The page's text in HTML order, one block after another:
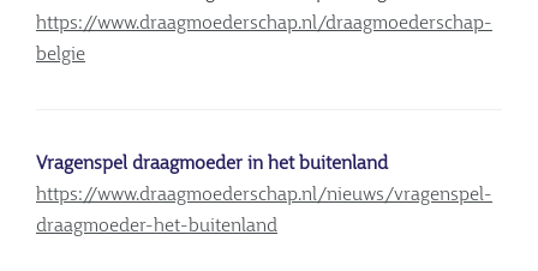
https://www.draagmoederschap.nl/draagmoederschap-
belgie
Vragenspel draagmoeder in het buitenland
https://www.draagmoederschap.nl/nieuws/vragenspel-
draagmoeder-het-buitenland